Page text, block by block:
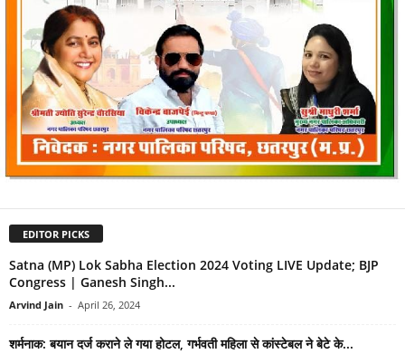
EDITOR PICKS
Satna (MP) Lok Sabha Election 2024 Voting LIVE Update; BJP
Congress | Ganesh Singh...
Arvind Jain - April 26, 2024
शर्मनाक: बयान दर्ज कराने ले गया होटल, गर्भवती महिला से कांस्टेबल ने बेटे के...